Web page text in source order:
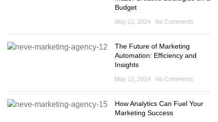
Budget
May 22, 2024 No Comments
The Future of Marketing
Automation: Efficiency and
Insights
May 13, 2024 No Comments
How Analytics Can Fuel Your
Marketing Success